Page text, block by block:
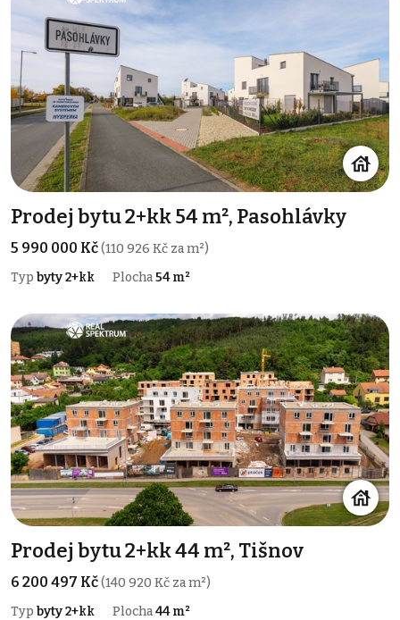
Prodej bytu 2+kk 54 m², Pasohlávky
5 990 000 Kč(110 926 Kč za m²)
Typ byty 2+kk Plocha54 m²
Prodej bytu 2+kk 44 m², Tišnov
6 200 497 Kč(140 920 Kč za m²)
Typ byty 2+kk Plocha44 m²